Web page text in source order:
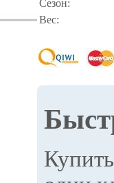
Сезон:
Вес: